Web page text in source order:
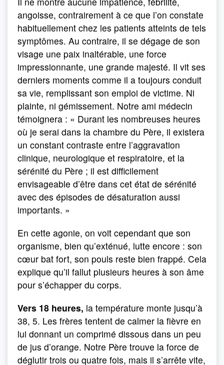
angoisse, contrairement à ce que l’on constate
habituellement chez les patients atteints de tels
symptômes. Au contraire, il se dégage de son
visage une paix inalté­rable, une force
impressionnante, une grande majesté. Il vit ses
derniers moments comme il a toujours conduit
sa vie, remplissant son emploi de victime. Ni
plainte, ni gémissement. Notre ami médecin
témoignera : « Durant les nombreuses heures
où je serai dans la chambre du Père, il existera
un constant contraste entre l’aggravation
clinique, neurologique et respiratoire, et la
sérénité du Père ; il est difficilement
envisageable d’être dans cet état de sérénité
avec des épisodes de désaturation aussi
importants. »
En cette agonie, on voit cependant que son
organisme, bien qu’exténué, lutte encore : son
cœur bat fort, son pouls reste bien frappé. Cela
explique qu’il fallut plusieurs heures à son âme
pour s’échapper du corps.
Vers 18 heures, la température monte jusqu’à
38, 5. Les frères tentent de calmer la fièvre en
lui donnant un comprimé dissous dans un peu
de jus d’orange. Notre Père trouve la force de
déglutir trois ou quatre fois, mais il s’arrête vite,